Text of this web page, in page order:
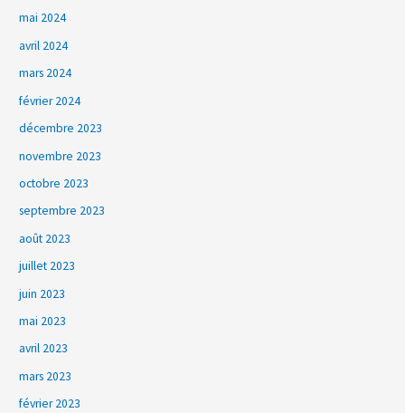
mai 2024
avril 2024
mars 2024
février 2024
décembre 2023
novembre 2023
octobre 2023
septembre 2023
août 2023
juillet 2023
juin 2023
mai 2023
avril 2023
mars 2023
février 2023